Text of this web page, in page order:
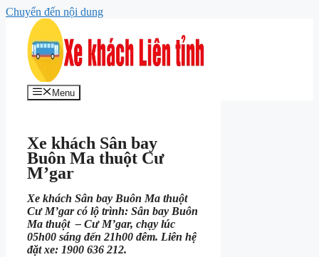
Chuyển đến nội dung
Menu
Xe khách Sân bay
Buôn Ma thuột Cư
M’gar
Xe khách Sân bay Buôn Ma thuột
Cư M’gar có lộ trình: Sân bay Buôn
Ma thuột – Cư M’gar, chạy lúc
05h00 sáng đến 21h00 đêm. Liên hệ
đặt xe: 1900 636 212.